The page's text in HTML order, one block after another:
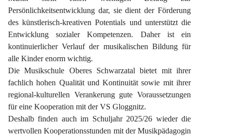
Persönlichkeitsentwicklung dar, sie dient der Förderung
des künstlerisch-kreativen Potentials und unterstützt die
Entwicklung sozialer Kompetenzen. Daher ist ein
kontinuierlicher Verlauf der musikalischen Bildung für
alle Kinder enorm wichtig.
Die Musikschule Oberes Schwarzatal bietet mit ihrer
fachlich hohen Qualität und Kontinuität sowie mit ihrer
regional-kulturellen Verankerung gute Voraussetzungen
für eine Kooperation mit der VS Gloggnitz.
Deshalb finden auch im Schuljahr 2025/26 wieder die
wertvollen Kooperationsstunden mit der Musikpädagogin